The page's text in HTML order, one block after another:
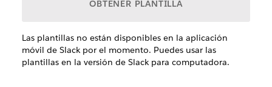
OBTENER PLANTILLA
Las plantillas no están disponibles en la aplicación
móvil de Slack por el momento. Puedes usar las
plantillas en la versión de Slack para computadora.